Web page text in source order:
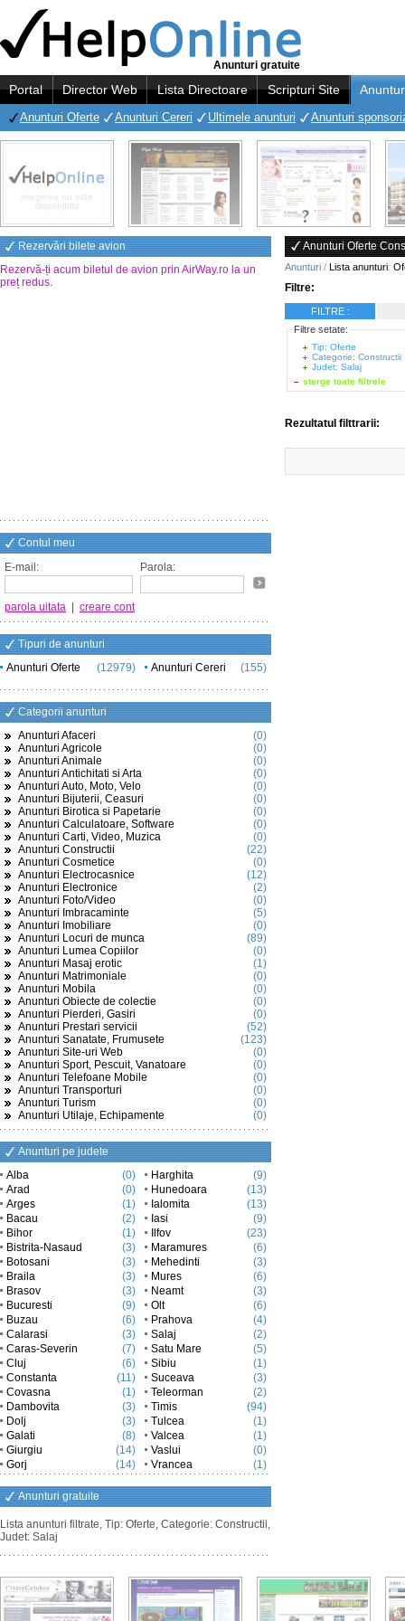
Anunturi gratuite
Portal Director Web Lista Directoare Scripturi Site
Anunturi Oferte Anunturi Cereri Ultimele anunturi Anunturi
Rezervări bilete avion
Rezervă-ți acum biletul de avion prin AirWay.ro la un
preț redus.
Contul meu
E-mail:
Parola:
parola uitata creare cont
Tipuri de anunturi
Anunturi Oferte
(12979) Anunturi Cereri (155)
Categorii anunturi
Anunturi Afaceri
(0)
Anunturi Agricole
(0)
Anunturi Animale
(0)
Anunturi Antichitati si Arta
(0)
Anunturi Auto, Moto, Velo
(0)
Anunturi Bijuterii, Ceasuri
(0)
Anunturi Birotica si Papetarie
(0)
Anunturi Calculatoare, Software
(0)
Anunturi Carti, Video, Muzica
(0)
Anunturi Constructii
(22)
Anunturi Cosmetice
(0)
Anunturi Electrocasnice
(12)
Anunturi Electronice
(2)
Anunturi Foto/Video
(0)
Anunturi Imbracaminte
(5)
Anunturi Imobiliare
(0)
Anunturi Locuri de munca
(89)
Anunturi Lumea Copiilor
(0)
Anunturi Masaj erotic
(1)
Anunturi Matrimoniale
(0)
Anunturi Mobila
(0)
Anunturi Obiecte de colectie
(0)
Anunturi Pierderi, Gasiri
(0)
Anunturi Prestari servicii
(52)
Anunturi Sanatate, Frumusete
(123)
Anunturi Site-uri Web
(0)
Anunturi Sport, Pescuit, Vanatoare
(0)
Anunturi Telefoane Mobile
(0)
Anunturi Transporturi
(0)
Anunturi Turism
(0)
Anunturi Utilaje, Echipamente
(0)
Anunturi pe judete
Alba
(0)
Arad
(0)
Arges
(1)
Bacau
(2)
Bihor
(1)
Bistrita-Nasaud
(3)
Botosani
(3)
Braila
(3)
Brasov
(3)
Bucuresti
(9)
Buzau
(6)
Calarasi
(3)
Caras-Severin
(7)
Cluj
(6)
Constanta
(11)
Covasna
(1)
Dambovita
(3)
Dolj
(3)
Galati
(8)
Giurgiu
(14)
Gorj
(14)
Harghita
(9)
Hunedoara
(13)
Ialomita
(13)
Iasi
(9)
Ilfov
(23)
Maramures
(6)
Mehedinti
(3)
Mures
(6)
Neamt
(3)
Olt
(6)
Prahova
(4)
Salaj
(2)
Satu Mare
(5)
Sibiu
(1)
Suceava
(3)
Teleorman
(2)
Timis
(94)
Tulcea
(1)
Valcea
(1)
Vaslui
(0)
Vrancea
(1)
Anunturi gratuite
Lista anunturi filtrate, Tip: Oferte, Categorie: Constructii,
Judet: Salaj
Anunturi Oferte
Anunturi / Lista anunturi:
Filtre:
FILTRE :
Filtre setate:
Tip: Oferte
Categorie: Constructii
Judet: Salaj
sterge toate filtrele
Rezultatul filttrarii: